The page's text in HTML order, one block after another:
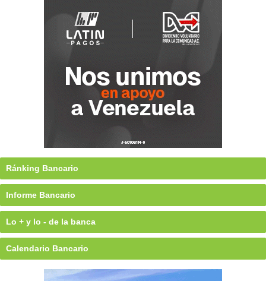
Ránking Bancario
Informe Bancario
Lo + y lo - de la banca
Calendario Bancario